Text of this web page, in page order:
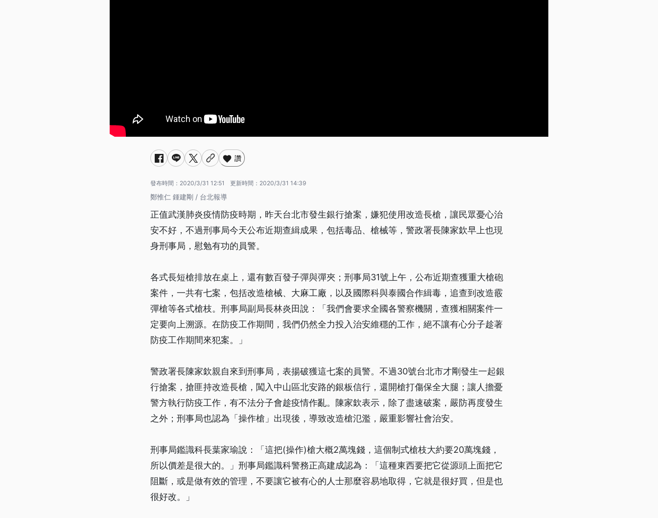
讚
發布時間： 2020/3/31 12:51 更新時間： 2020/3/31 14:39
鄭惟仁 鍾建剛 / 台北報導
正值武漢肺炎疫情防疫時期，昨天台北市發生銀行搶案，嫌犯使用改造長槍，讓民眾憂心治
安不好，不過刑事局今天公布近期查緝成果，包括毒品、槍械等，警政署長陳家欽早上也現
身刑事局，慰勉有功的員警。
各式長短槍排放在桌上，還有數百發子彈與彈夾；刑事局31號上午，公布近期查獲重大槍砲
案件，一共有七案，包括改造槍械、大麻工廠，以及國際科與泰國合作緝毒，追查到改造霰
彈槍等各式槍枝。刑事局副局長林炎田說：「我們會要求全國各警察機關，查獲相關案件一
定要向上溯源。在防疫工作期間，我們仍然全力投入治安維穩的工作，絕不讓有心分子趁著
防疫工作期間來犯案。」
警政署長陳家欽親自來到刑事局，表揚破獲這七案的員警。不過30號台北市才剛發生一起銀
行搶案，搶匪持改造長槍，闖入中山區北安路的銀板信行，還開槍打傷保全大腿；讓人擔憂
警方執行防疫工作，有不法分子會趁疫情作亂。陳家欽表示，除了盡速破案，嚴防再度發生
之外；刑事局也認為「操作槍」出現後，導致改造槍氾濫，嚴重影響社會治安。
刑事局鑑識科長葉家瑜說：「這把(操作)槍大概2萬塊錢，這個制式槍枝大約要20萬塊錢，
所以價差是很大的。」刑事局鑑識科警務正高建成認為：「這種東西要把它從源頭上面把它
阻斷，或是做有效的管理，不要讓它被有心的人士那麼容易地取得，它就是很好買，但是也
很好改。」